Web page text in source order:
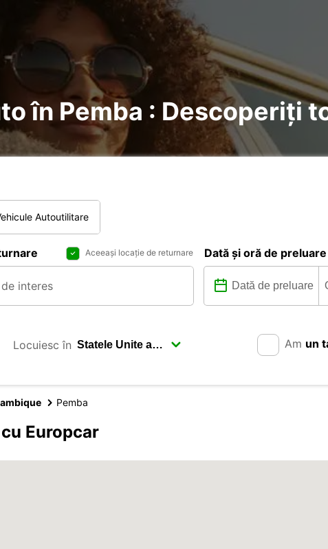
în Pemba : Descoperiți
Autoutilitare
Aceeași locație de returnare Dată și oră de preluare
Locuiesc în Am un
Pemba
Europcar